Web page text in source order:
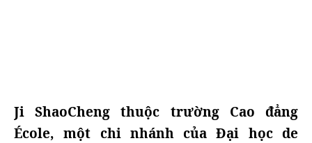
Ji ShaoCheng thuộc trường Cao đẳng
École, một chi nhánh của Đại học de